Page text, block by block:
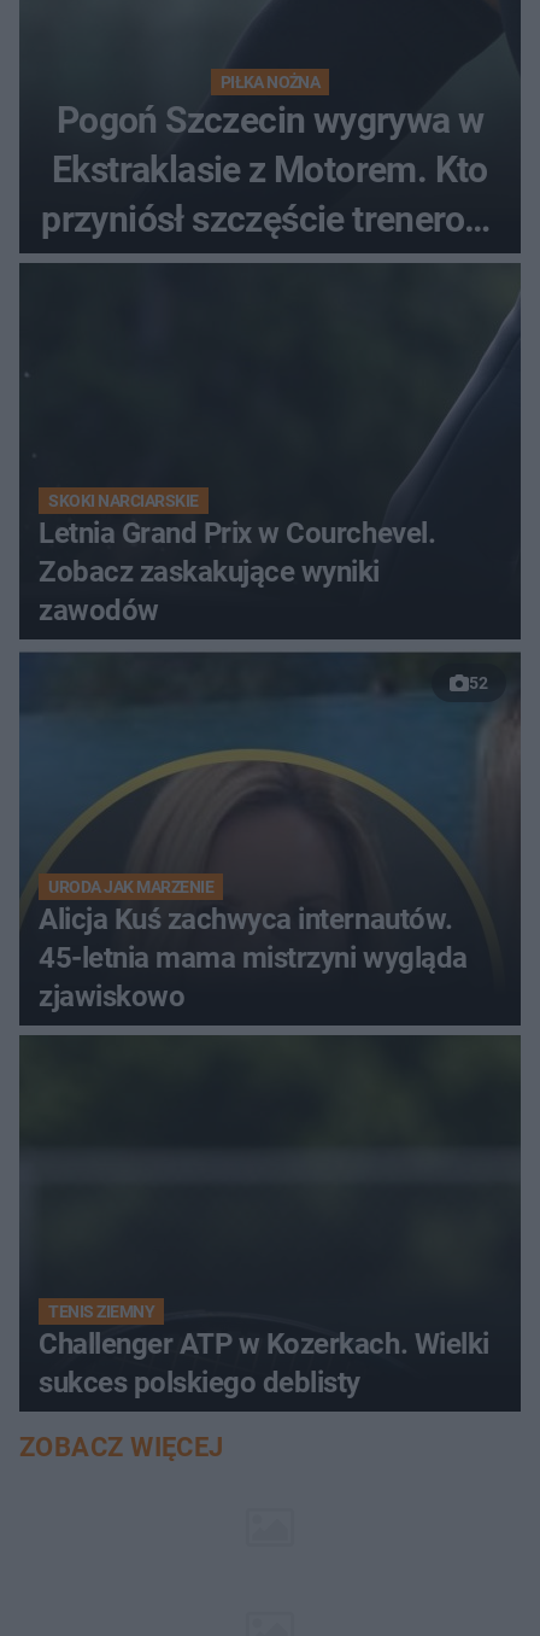
PIŁKA NOŻNA
Pogoń Szczecin wygrywa w
Ekstraklasie z Motorem. Kto
przyniósł szczęście trenerowi
gospodarzy?
SKOKI NARCIARSKIE
Letnia Grand Prix w Courchevel.
Zobacz zaskakujące wyniki
zawodów
52
URODA JAK MARZENIE
Alicja Kuś zachwyca internautów.
45-letnia mama mistrzyni wygląda
zjawiskowo
TENIS ZIEMNY
Challenger ATP w Kozerkach. Wielki
sukces polskiego deblisty
ZOBACZ WIĘCEJ